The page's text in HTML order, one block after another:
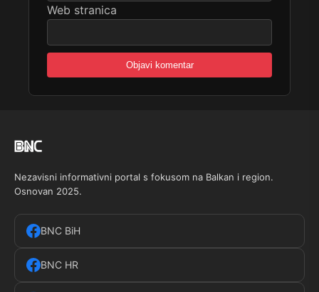
Web stranica
Nezavisni informativni portal s fokusom na Balkan i region.
Osnovan 2025.
BNC BiH
BNC HR